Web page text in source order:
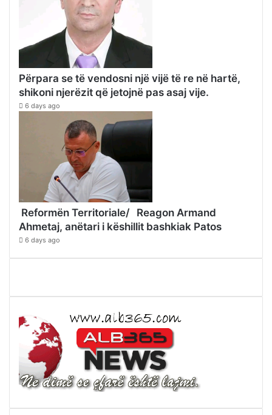
Përpara se të vendosni një vijë të re në hartë,
shikoni njerëzit që jetojnë pas asaj vije.
6 days ago
Reformën Territoriale/ Reagon Armand
Ahmetaj, anëtari i këshillit bashkiak Patos
6 days ago